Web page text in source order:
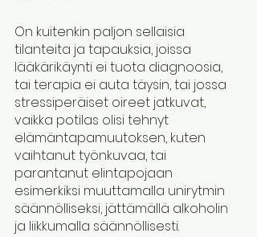
On kuitenkin paljon sellaisia
tilanteita ja tapauksia, joissa
lääkärikäynti ei tuota diagnoosia,
tai terapia ei auta täysin, tai jossa
stressiperäiset oireet jatkuvat,
vaikka potilas olisi tehnyt
elämäntapamuutoksen, kuten
vaihtanut työnkuvaa, tai
parantanut elintapojaan
esimerkiksi muuttamalla unirytmin
säännölliseksi, jättämällä alkoholin
ja liikkumalla säännöllisesti.